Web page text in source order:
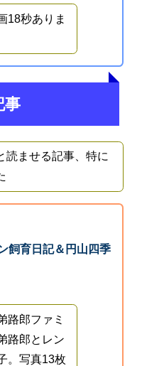
18秒ありま
事
読ませる記事、特に
飼育日記＆円山四季
路郎ファミ
路郎とレン
。写真13枚